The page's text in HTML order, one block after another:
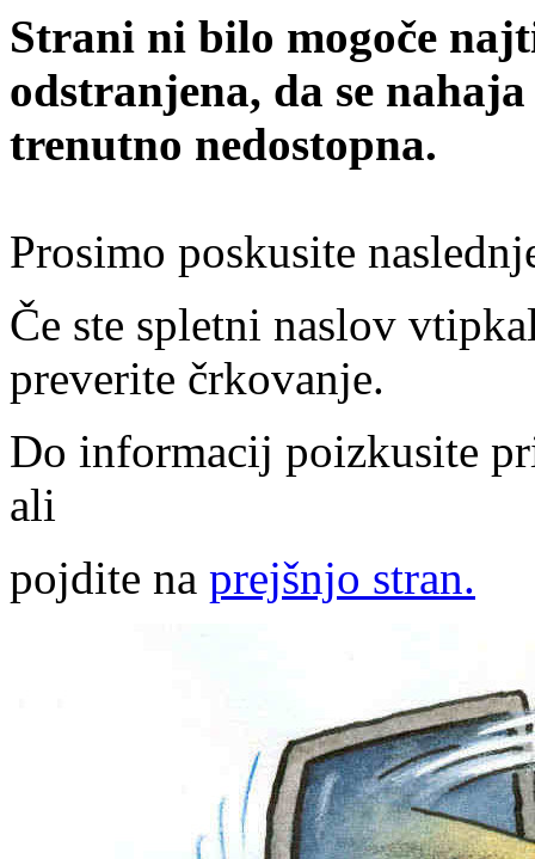
Strani ni bilo mogoče
odstranjena, da se
trenutno nedostopna.
Prosimo poskusite
Če ste spletni naslov
preverite črkovanje.
Do informacij poizkusite
ali
pojdite na prejšnjo stran.